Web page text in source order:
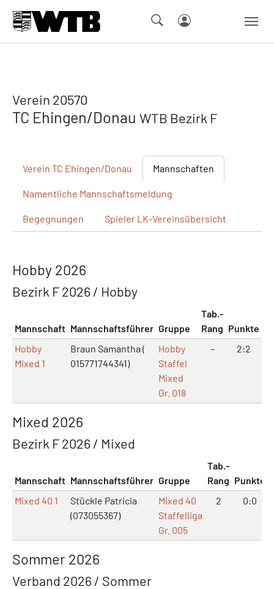
Verein 20570
TC Ehingen/Donau WTB Bezirk F
Verein TC Ehingen/Donau Mannschaften
Namentliche Mannschaftsmeldung
Begegnungen Spieler LK-Vereinsübersicht
Hobby 2026
Bezirk F 2026 / Hobby
Mannschaft Mannschaftsführer Gruppe
Tab.-
Rang Punkte
Hobby
Mixed 1
Braun Samantha (
015771744341)
Hobby
Staffel
Mixed
Gr. 018
– 2:2
Mixed 2026
Bezirk F 2026 / Mixed
Mannschaft Mannschaftsführer Gruppe
Tab.-
Rang Punkte
Mixed 40 1
Stückle Patricia
(073055367)
Mixed 40
Staffelliga
Gr. 005
2 0:0
Sommer 2026
Verband 2026 / Sommer